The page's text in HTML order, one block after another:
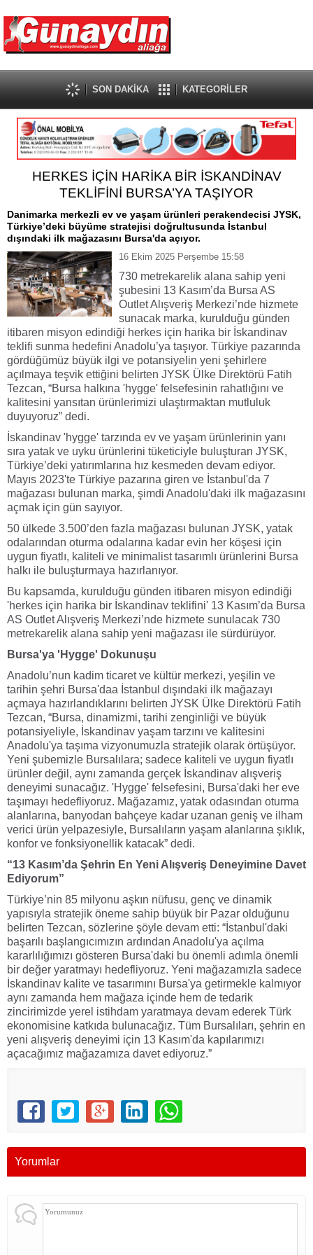
SON DAKİKA KATEGORİLER
HERKES İÇİN HARİKA BİR İSKANDİNAV
TEKLİFİNİ BURSA’YA TAŞIYOR
Danimarka merkezli ev ve yaşam ürünleri perakendecisi JYSK,
Türkiye’deki büyüme stratejisi doğrultusunda İstanbul
dışındaki ilk mağazasını Bursa'da açıyor.
16 Ekim 2025 Perşembe 15:58
730 metrekarelik alana sahip yeni
şubesini 13 Kasım’da Bursa AS
Outlet Alışveriş Merkezi’nde hizmete
sunacak marka, kurulduğu günden
itibaren misyon edindiği herkes için harika bir İskandinav
teklifi sunma hedefini Anadolu’ya taşıyor. Türkiye pazarında
gördüğümüz büyük ilgi ve potansiyelin yeni şehirlere
açılmaya teşvik ettiğini belirten JYSK Ülke Direktörü Fatih
Tezcan, “Bursa halkına 'hygge' felsefesinin rahatlığını ve
kalitesini yansıtan ürünlerimizi ulaştırmaktan mutluluk
duyuyoruz” dedi.
İskandinav 'hygge' tarzında ev ve yaşam ürünlerinin yanı
sıra yatak ve uyku ürünlerini tüketiciyle buluşturan JYSK,
Türkiye’deki yatırımlarına hız kesmeden devam ediyor.
Mayıs 2023'te Türkiye pazarına giren ve İstanbul'da 7
mağazası bulunan marka, şimdi Anadolu'daki ilk mağazasını
açmak için gün sayıyor.
50 ülkede 3.500’den fazla mağazası bulunan JYSK, yatak
odalarından oturma odalarına kadar evin her köşesi için
uygun fiyatlı, kaliteli ve minimalist tasarımlı ürünlerini Bursa
halkı ile buluşturmaya hazırlanıyor.
Bu kapsamda, kurulduğu günden itibaren misyon edindiği
'herkes için harika bir İskandinav teklifini' 13 Kasım’da Bursa
AS Outlet Alışveriş Merkezi’nde hizmete sunulacak 730
metrekarelik alana sahip yeni mağazası ile sürdürüyor.
Bursa'ya 'Hygge' Dokunuşu
Anadolu’nun kadim ticaret ve kültür merkezi, yeşilin ve
tarihin şehri Bursa'daa İstanbul dışındaki ilk mağazayı
açmaya hazırlandıklarını belirten JYSK Ülke Direktörü Fatih
Tezcan, “Bursa, dinamizmi, tarihi zenginliği ve büyük
potansiyeliyle, İskandinav yaşam tarzını ve kalitesini
Anadolu'ya taşıma vizyonumuzla stratejik olarak örtüşüyor.
Yeni şubemizle Bursalılara; sadece kaliteli ve uygun fiyatlı
ürünler değil, aynı zamanda gerçek İskandinav alışveriş
deneyimi sunacağız. 'Hygge' felsefesini, Bursa'daki her eve
taşımayı hedefliyoruz. Mağazamız, yatak odasından oturma
alanlarına, banyodan bahçeye kadar uzanan geniş ve ilham
verici ürün yelpazesiyle, Bursalıların yaşam alanlarına şıklık,
konfor ve fonksiyonellik katacak” dedi.
“13 Kasım’da Şehrin En Yeni Alışveriş Deneyimine Davet
Ediyorum”
Türkiye’nin 85 milyonu aşkın nüfusu, genç ve dinamik
yapısıyla stratejik öneme sahip büyük bir Pazar olduğunu
belirten Tezcan, sözlerine şöyle devam etti: “İstanbul'daki
başarılı başlangıcımızın ardından Anadolu'ya açılma
kararlılığımızı gösteren Bursa'daki bu önemli adımla önemli
bir değer yaratmayı hedefliyoruz. Yeni mağazamızla sadece
İskandinav kalite ve tasarımını Bursa'ya getirmekle kalmıyor
aynı zamanda hem mağaza içinde hem de tedarik
zincirimizde yerel istihdam yaratmaya devam ederek Türk
ekonomisine katkıda bulunacağız. Tüm Bursalıları, şehrin en
yeni alışveriş deneyimi için 13 Kasım'da kapılarımızı
açacağımız mağazamıza davet ediyoruz.”
Yorumlar